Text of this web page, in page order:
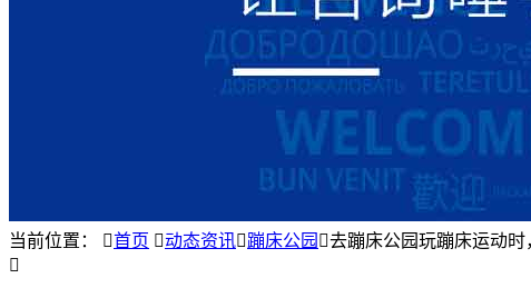
当前位置： 首页 动态资讯蹦床公园 去蹦床公园玩蹦床运动
